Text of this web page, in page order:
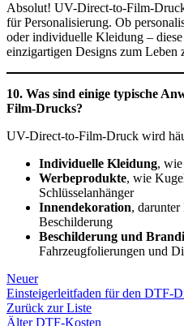
Absolut! UV-Direct-to-Film-
für Personalisierung. Ob
oder individuelle Kleidung –
einzigartigen Designs zum Leben
10. Was sind einige typische
Film-Drucks?
UV-Direct-to-Film-Druck wird
Individuelle Kleidung,
Werbeprodukte, wie
Schlüsselanhänger
Innendekoration, darunter
Beschilderung
Beschilderung und
Fahrzeugfolierungen und
Neuer
Einsteigerleitfaden für den DTF-
Zurück zur Liste
Älter DTF-Kosten